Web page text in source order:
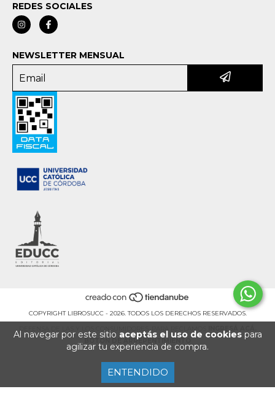
Al navegar por este sitio aceptás el uso de cookiespara
agilizar tu experiencia de compra.
ENTENDIDO
REDES SOCIALES
NEWSLETTER MENSUAL
COPYRIGHT LIBROSUCC - 2026. TODOS LOS DERECHOS RESERVADOS.
INGRESÁ ACÁ.
BOTÓN DE ARREPENTIMIENTO